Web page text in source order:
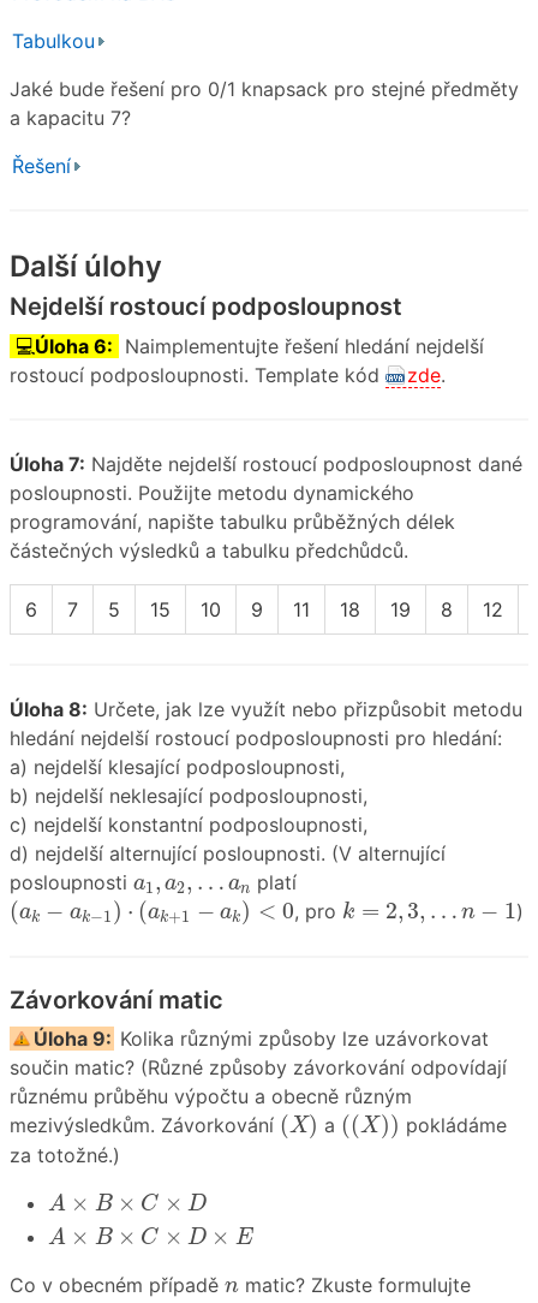
Tabulkou
Jaké bude řešení pro 0/1 knapsack pro stejné předměty
a kapacitu 7?
Řešení
Další úlohy
Nejdelší rostoucí podposloupnost
💻Úloha 6: Naimplementujte řešení hledání nejdelší
rostoucí podposloupnosti. Template kód
zde.
Úloha 7: Najděte nejdelší rostoucí podposloupnost dané
posloupnosti. Použijte metodu dynamického
programování, napište tabulku průběžných délek
částečných výsledků a tabulku předchůdců.
6 7 5 15 10 9 11 18 19 8 12
Úloha 8: Určete, jak lze využít nebo přizpůsobit metodu
hledání nejdelší rostoucí podposloupnosti pro hledání:
a) nejdelší klesající podposloupnosti,
b) nejdelší neklesající podposloupnosti,
c) nejdelší konstantní podposloupnosti,
d) nejdelší alternující posloupnosti. (V alternující
posloupnosti a1, a2, … an
a1 a2 an platí
(ak − ak−1) ⋅ (ak+1 − ak) < 0
( k k ) ak 1− < 0 , pro k = 2, 3, … n − 1
k ,3 ,… −1 )
Závorkování matic
Úloha 9: Kolika různými způsoby lze uzávorkovat
součin matic? (Různé způsoby závorkování odpovídají
různému průběhu výpočtu a obecně různým
mezivýsledkům. Závorkování (X)
(X) a ((X))
((X))
pokládáme
za totožné.)
A × B × C × D
A × B ×C ×D
A × B × C × D × E
A × B ×C ×D × E
Co v obecném případě n
n matic? Zkuste formulujte